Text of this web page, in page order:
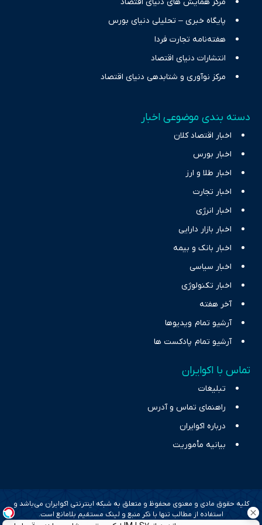
پایگاه خبری – تحلیلی دنیای بورس
هفته‌نامه تجارت فردا
انتشارات دنیای اقتصاد
مرکز نوآوری و شتابدهی دنیای اقتصاد
دسته بندی موضوعی اخبار
اخبار اقتصاد کلان
اخبار بورس
اخبار طلا و ارز
اخبار تجارت
اخبار انرژی
اخبار بازار دارایی
اخبار بانک و بیمه
اخبار سیاسی
اخبار تکنولوژی
آخر هفته
آرشیو تمام ویدیوها
آرشیو تمام پادکست ها
تماس با اکوایران
تبلیغات
راهنمای تماس و آدرس
درباره اکوایران
بیانیه مأموریت
کلیه حقوق مادی و معنوی محفوظ و متعلق به شبکه اینترنتی اکوایران می‌باشد و
استفاده از مطالب تنها با ذکر منبع و لینک مستقیم بلامانع است.